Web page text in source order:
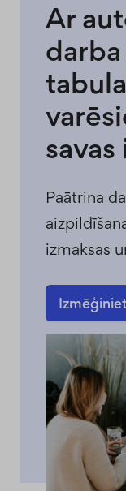
Ar
savas
Paātrina
izmaksas